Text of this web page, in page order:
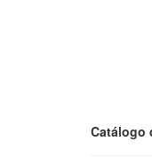
Catálogo